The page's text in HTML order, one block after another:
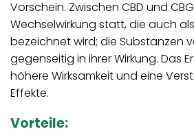
Vorschein. Zwischen CBD und
Wechselwirkung statt, die auch
bezeichnet wird; die Substanzen
gegenseitig in ihrer Wirkung. Das
höhere Wirksamkeit und eine
Effekte.
Vorteile: